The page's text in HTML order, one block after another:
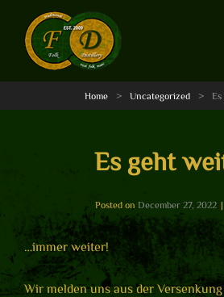
Home > Uncategorized > Es
Es geht
Posted on December 27, 2022 |
…immer weiter!
Wir melden uns aus der